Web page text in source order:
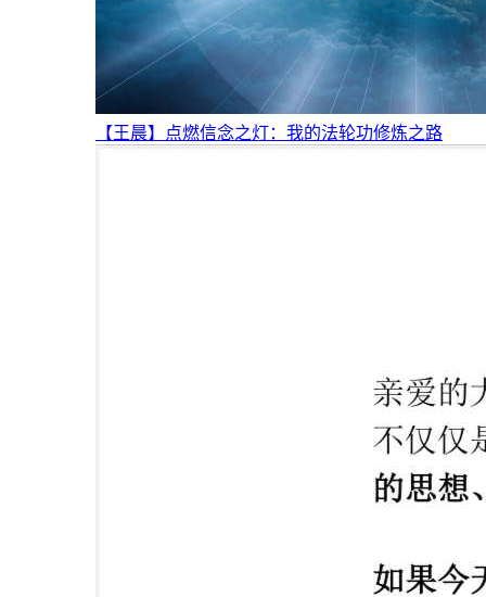
【王晨】点燃信念之灯：我的法轮功修炼之路